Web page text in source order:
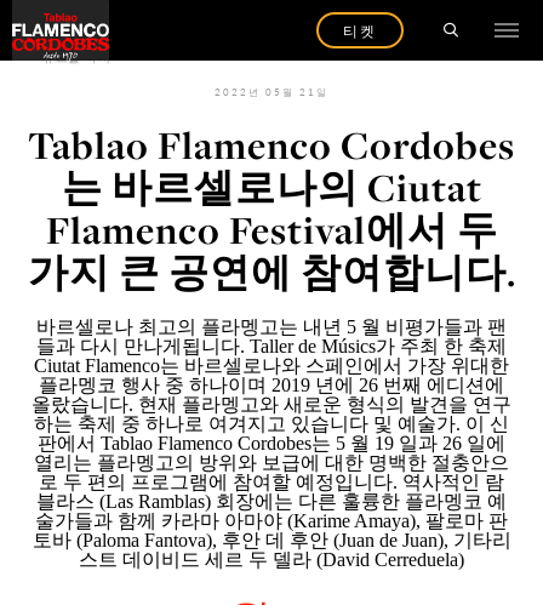
티켓
뉴스를 다시
2022년 05월 21일
Tablao Flamenco Cordobes
는 바르셀로나의 Ciutat
Flamenco Festival에서 두
가지 큰 공연에 참여합니다.
바르셀로나 최고의 플라멩고는 내년 5 월 비평가들과 팬
들과 다시 만나게됩니다. Taller de Músics가 주최 한 축제
Ciutat Flamenco는 바르셀로나와 스페인에서 가장 위대한
플라멩코 행사 중 하나이며 2019 년에 26 번째 에디션에
올랐습니다. 현재 플라멩고와 새로운 형식의 발견을 연구
하는 축제 중 하나로 여겨지고 있습니다 및 예술가. 이 신
판에서 Tablao Flamenco Cordobes는 5 월 19 일과 26 일에
열리는 플라멩고의 방위와 보급에 대한 명백한 절충안으
로 두 편의 프로그램에 참여할 예정입니다. 역사적인 람
블라스 (Las Ramblas) 회장에는 다른 훌륭한 플라멩코 예
술가들과 함께 카라마 아마야 (Karime Amaya), 팔로마 판
토바 (Paloma Fantova), 후안 데 후안 (Juan de Juan), 기타리
스트 데이비드 세르 두 델라 (David Cerreduela)